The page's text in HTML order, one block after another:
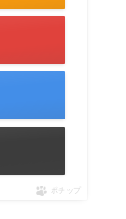
ポチップ